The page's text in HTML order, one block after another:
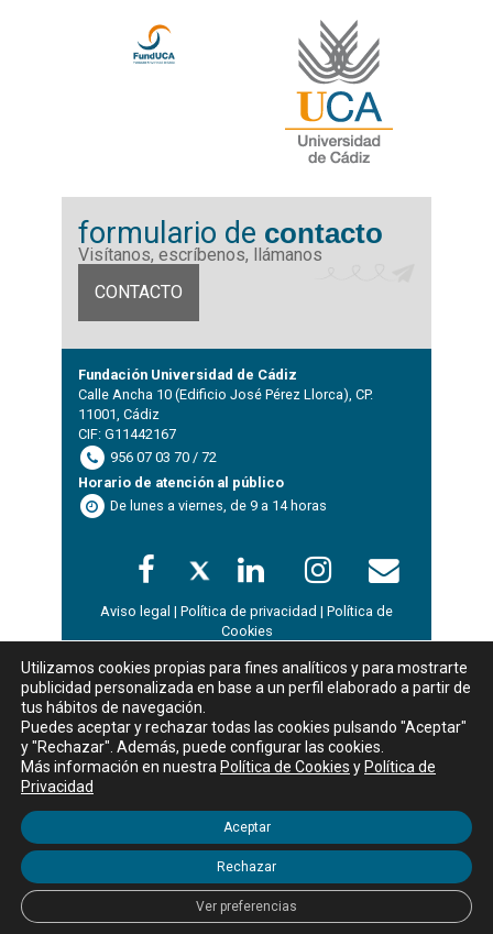
formulario de contacto
Visítanos, escríbenos, llámanos
CONTACTO
Fundación Universidad de Cádiz
Calle Ancha 10 (Edificio José Pérez Llorca), CP.
11001, Cádiz
CIF: G11442167
956 07 03 70 / 72
Horario de atención al público
De lunes a viernes, de 9 a 14 horas
Aviso legal | Política de privacidad | Política de
Cookies
Utilizamos cookies propias para fines analíticos y para mostrarte
publicidad personalizada en base a un perfil elaborado a partir de
tus hábitos de navegación.
Puedes aceptar y rechazar todas las cookies pulsando "Aceptar"
y "Rechazar". Además, puede configurar las cookies.
Más información en nuestra Política de Cookies y Política de
Privacidad
Aceptar
Rechazar
Ver preferencias
WordPress Appliance- Powered byTurnKey Linux
Mostrar
Buscar:
Ningún dato disponible en esta tabla
Mostrando registros del 0 al 0 de un total de 0 registros
Anterior
Siguiente